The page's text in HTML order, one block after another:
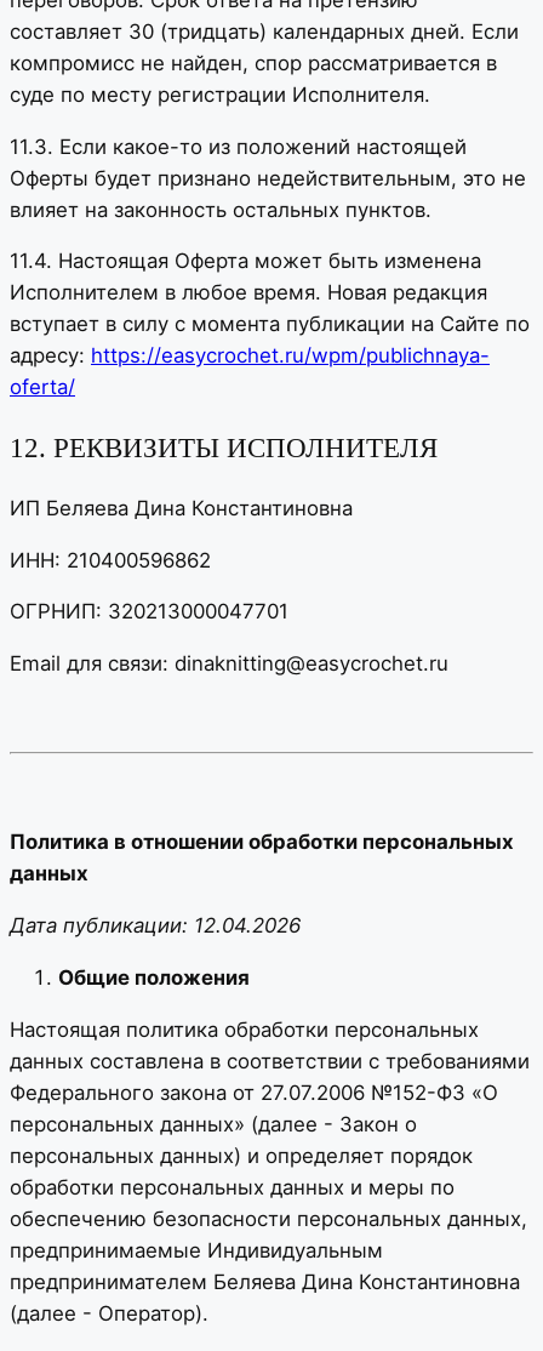
составляет 30 (тридцать) календарных дней. Если
компромисс не найден, спор рассматривается в
суде по месту регистрации Исполнителя.
11.3. Если какое-то из положений настоящей
Оферты будет признано недействительным, это не
влияет на законность остальных пунктов.
11.4. Настоящая Оферта может быть изменена
Исполнителем в любое время. Новая редакция
вступает в силу с момента публикации на Сайте по
адресу: https://easycrochet.ru/wpm/publichnaya-
oferta/
12. РЕКВИЗИТЫ ИСПОЛНИТЕЛЯ
ИП Беляева Дина Константиновна
ИНН: 210400596862
ОГРНИП: 320213000047701
Email для связи: dinaknitting@easycrochet.ru
Политика в отношении обработки персональных
данных
Дата публикации: 12.04.2026
Общие положения
Настоящая политика обработки персональных
данных составлена в соответствии с требованиями
Федерального закона от 27.07.2006 №152-ФЗ «О
персональных данных» (далее - Закон о
персональных данных) и определяет порядок
обработки персональных данных и меры по
обеспечению безопасности персональных данных,
предпринимаемые Индивидуальным
предпринимателем Беляева Дина Константиновна
(далее - Оператор).